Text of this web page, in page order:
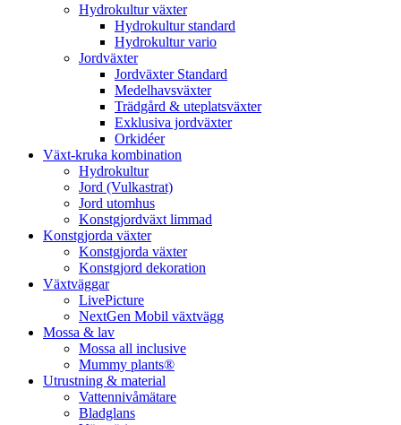
Hydrokultur växter
Hydrokultur standard
Hydrokultur vario
Jordväxter
Jordväxter Standard
Medelhavsväxter
Trädgård & uteplatsväxter
Exklusiva jordväxter
Orkidéer
Växt-kruka kombination
Hydrokultur
Jord (Vulkastrat)
Jord utomhus
Konstgjordväxt limmad
Konstgjorda växter
Konstgjorda växter
Konstgjord dekoration
Växtväggar
LivePicture
NextGen Mobil växtvägg
Mossa & lav
Mossa all inclusive
Mummy plants®
Utrustning & material
Vattennivåmätare
Bladglans